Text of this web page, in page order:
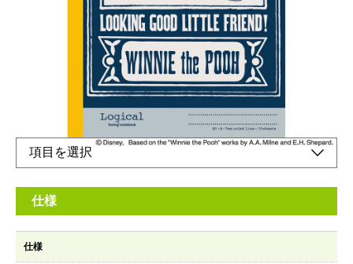
表紙は、従来のコートボール紙よりも厚く、風合いのあるクラフ
トボール紙を使用しています
オンラインショップ
仕様
仕様